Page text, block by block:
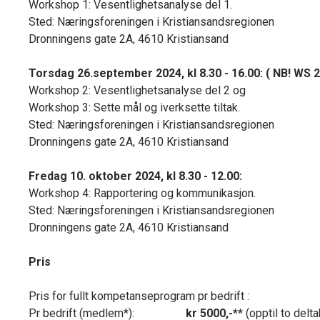
Workshop 1: Vesentlighetsanalyse del 1.
Sted: Næringsforeningen i Kristiansandsregionen
Dronningens gate 2A, 4610 Kristiansand
Torsdag 26.september 2024, kl 8.30 - 16.00: ( NB! WS
Workshop 2: Vesentlighetsanalyse del 2 og
Workshop 3: Sette mål og iverksette tiltak.
Sted: Næringsforeningen i Kristiansandsregionen
Dronningens gate 2A, 4610 Kristiansand
Fredag 10. oktober 2024, kl 8.30 - 12.00:
Workshop 4: Rapportering og kommunikasjon.
Sted: Næringsforeningen i Kristiansandsregionen
Dronningens gate 2A, 4610 Kristiansand
Pris
Pris for fullt kompetanseprogram pr bedrift :
Pr bedrift (medlem*): kr 5000,-** (opptil to